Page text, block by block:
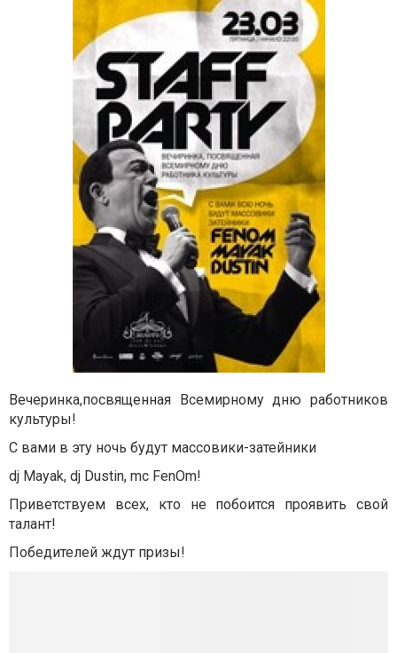
Вечеринка,посвященная Всемирному дню работников
культуры!
С вами в эту ночь будут массовики-затейники
dj Mayak, dj Dustin, mc FenOm!
Приветствуем всех, кто не побоится проявить свой
талант!
Победителей ждут призы!